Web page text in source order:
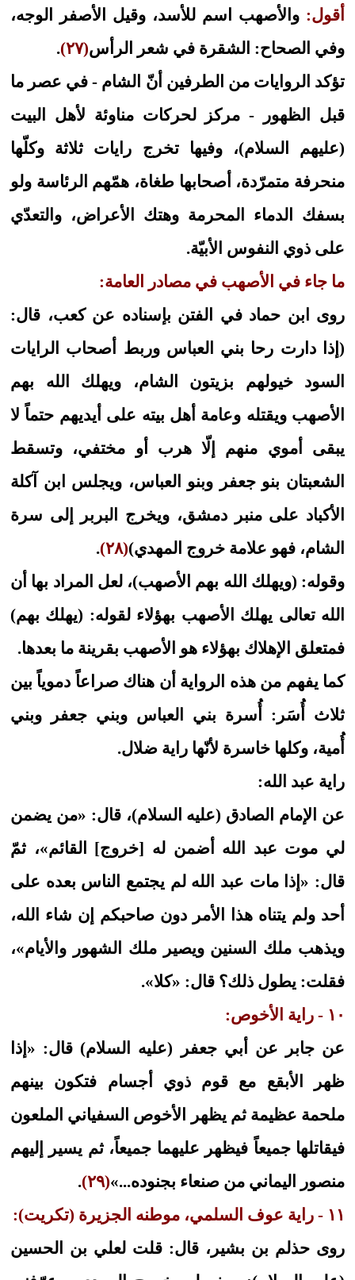
أقول: والأصهب اسم للأسد، وقيل الأصفر الوجه،
وفي الصحاح: الشقرة في شعر الرأس(٢٧)
.
تؤكد الروايات من الطرفين أنّ الشام - في عصر ما
قبل الظهور - مركز لحركات مناوئة لأهل البيت
(عليهم السلام)، وفيها تخرج رايات ثلاثة وكلّها
منحرفة متمرّدة، أصحابها طغاة، همّهم الرئاسة ولو
بسفك الدماء المحرمة وهتك الأعراض، والتعدّي
على ذوي النفوس الأبيّة.
ما جاء في الأصهب في مصادر العامة:
روى ابن حماد في الفتن بإسناده عن كعب، قال:
(إذا دارت رحا بني العباس وربط أصحاب الرايات
السود خيولهم بزيتون الشام، ويهلك الله بهم
الأصهب ويقتله وعامة أهل بيته على أيديهم حتماً لا
يبقى أموي منهم إلّا هرب أو مختفي، وتسقط
الشعبتان بنو جعفر وبنو العباس، ويجلس ابن آكلة
الأكباد على منبر دمشق، ويخرج البربر إلى سرة
الشام، فهو علامة خروج المهدي)(٢٨)
.
وقوله: (ويهلك الله بهم الأصهب)، لعل المراد بها أن
الله تعالى يهلك الأصهب بهؤلاء لقوله: (يهلك بهم)
فمتعلق الإهلاك بهؤلاء هو الأصهب بقرينة ما بعدها.
كما يفهم من هذه الرواية أن هناك صراعاً دموياً بين
ثلاث أُسَر: أُسرة بني العباس وبني جعفر وبني
أُمية، وكلها خاسرة لأنّها راية ضلال.
راية عبد الله:
عن الإمام الصادق (عليه السلام)، قال: «من يضمن
لي موت عبد الله أضمن له [خروج] القائم»، ثمّ
قال: «إذا مات عبد الله لم يجتمع الناس بعده على
أحد ولم يتناه هذا الأمر دون صاحبكم إن شاء الله،
ويذهب ملك السنين ويصير ملك الشهور والأيام»،
فقلت: يطول ذلك؟ قال: «كلا».
١٠ - راية الأخوص:
عن جابر عن أبي جعفر (عليه السلام) قال: «إذا
ظهر الأبقع مع قوم ذوي أجسام فتكون بينهم
ملحمة عظيمة ثم يظهر الأخوص السفياني الملعون
فيقاتلها جميعاً فيظهر عليهما جميعاً، ثم يسير إليهم
منصور اليماني من صنعاء بجنوده...»(٢٩)
.
١١ - راية عوف السلمي، موطنه الجزيرة (تكريت):
روى حذلم بن بشير، قال: قلت لعلي بن الحسين